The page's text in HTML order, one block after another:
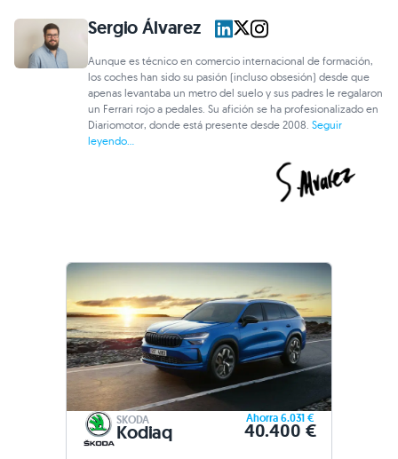
Sergio Álvarez
Aunque es técnico en comercio internacional de formación,
los coches han sido su pasión (incluso obsesión) desde que
apenas levantaba un metro del suelo y sus padres le regalaron
un Ferrari rojo a pedales. Su afición se ha profesionalizado en
Diariomotor, donde está presente desde 2008.Seguir
leyendo...
SKODA
Kodiaq
Ahorra 6.031 €
40.400 €